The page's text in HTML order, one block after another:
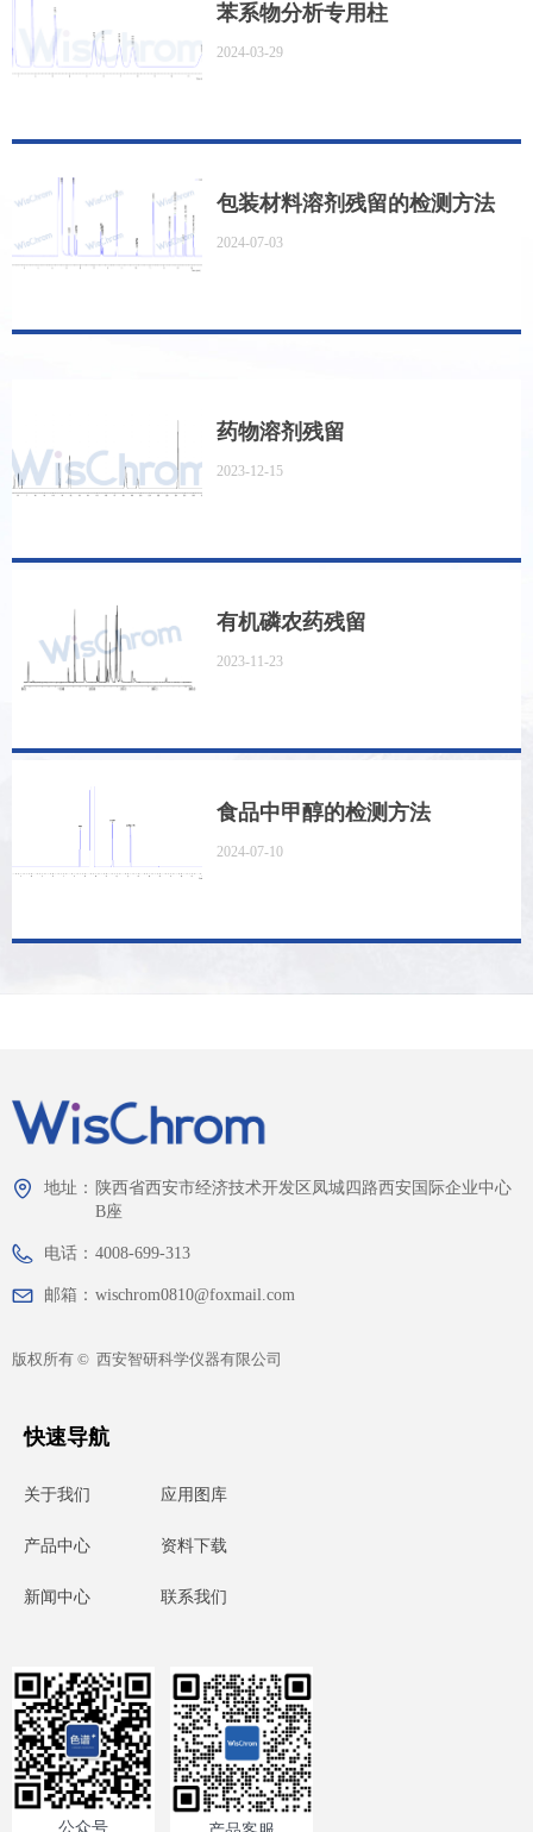
苯系物分析专用柱
2024-03-29
包装材料溶剂残留的检测方法
2024-07-03
药物溶剂残留
2023-12-15
有机磷农药残留
2023-11-23
食品中甲醇的检测方法
2024-07-10
版权所有 © 西安智研科学仪器有限公司
地址： 陕西省西安市经济技术开发区凤城四路西安国际企业中心
B座
电话： 4008-699-313
邮箱： wischrom0810@foxmail.com
关于我们
产品中心
新闻中心
应用图库
资料下载
联系我们
快速导航
公众号